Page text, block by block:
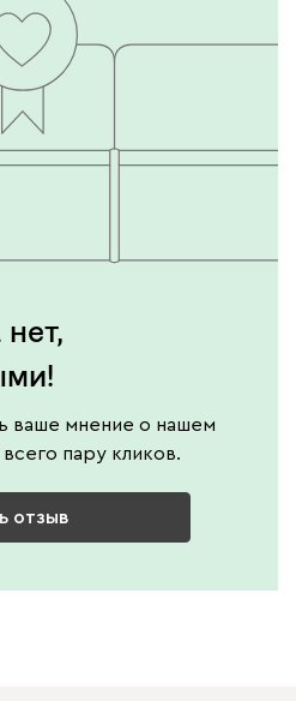
ваше мнение о нашем
пару кликов.
отзыв